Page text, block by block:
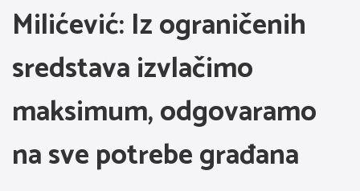
Milićević: Iz ograničenih
sredstava izvlačimo
maksimum, odgovaramo
na sve potrebe građana